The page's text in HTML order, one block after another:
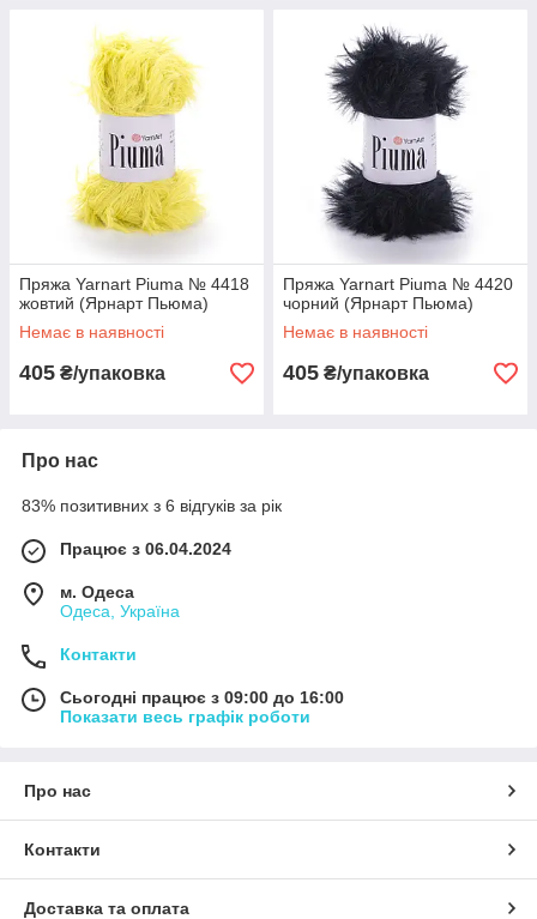
Пряжа Yarnart Piuma № 4418
жовтий (Ярнарт Пьюма)
Немає в наявності
405 ₴/упаковка
Пряжа Yarnart Piuma № 4420
чорний (Ярнарт Пьюма)
Немає в наявності
405 ₴/упаковка
Про нас
83% позитивних з 6 відгуків за рік
Працює з 06.04.2024
м. Одеса
Одеса, Україна
Контакти
Сьогодні працює з 09:00 до 16:00
Показати весь графік роботи
Про нас
Контакти
Доставка та оплата